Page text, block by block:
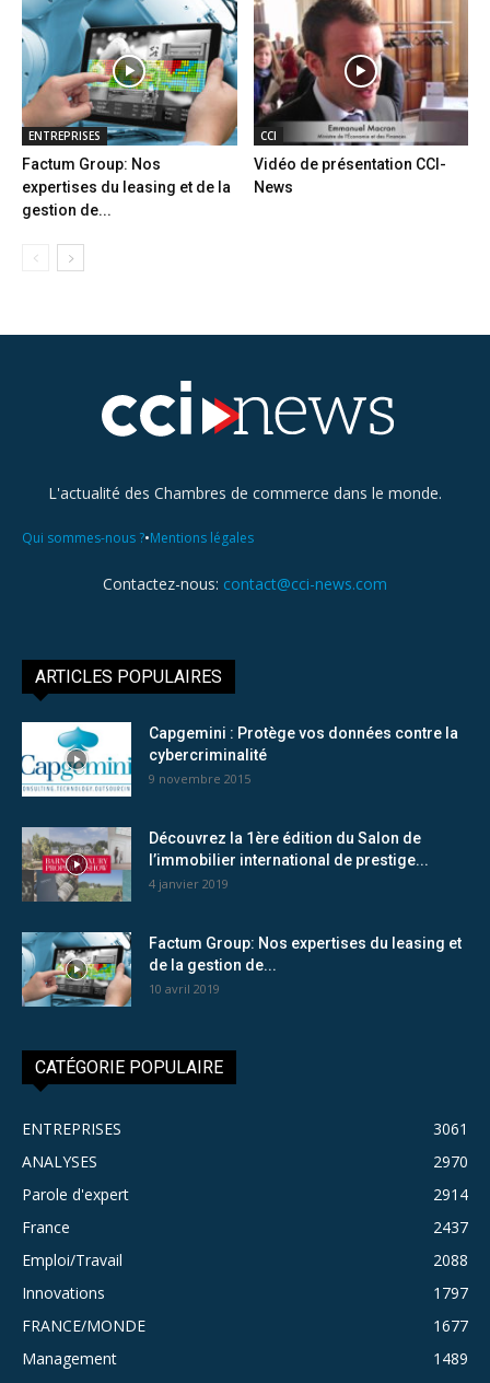
ENTREPRISES
Factum Group: Nos
expertises du leasing et de la
gestion de...
CCI
Vidéo de présentation CCI-
News
L'actualité des Chambres de commerce dans le monde.
Qui sommes-nous ?•Mentions légales
Contactez-nous: contact@cci-news.com
ARTICLES POPULAIRES
Capgemini : Protège vos données contre la
cybercriminalité
9 novembre 2015
Découvrez la 1ère édition du Salon de
l’immobilier international de prestige...
4 janvier 2019
Factum Group: Nos expertises du leasing et
de la gestion de...
10 avril 2019
CATÉGORIE POPULAIRE
ENTREPRISES
3061
ANALYSES
2970
Parole d'expert
2914
France
2437
Emploi/Travail
2088
Innovations
1797
FRANCE/MONDE
1677
Management
1489